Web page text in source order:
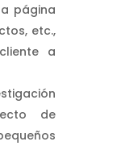
página
etc.,
a
de